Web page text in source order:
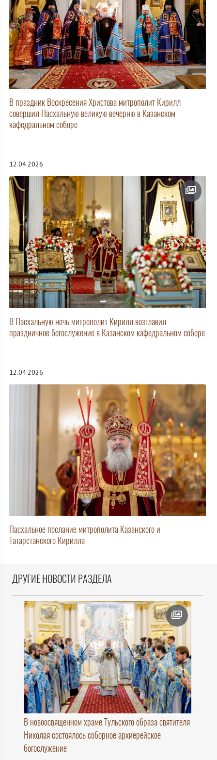
В праздник Воскресения Христова митрополит Кирилл
совершил Пасхальную великую вечерню в Казанском
кафедральном соборе
12.04.2026
В Пасхальную ночь митрополит Кирилл возглавил
праздничное богослужение в Казанском кафедральном соборе
12.04.2026
Пасхальное послание митрополита Казанского и
Татарстанского Кирилла
ДРУГИЕ НОВОСТИ РАЗДЕЛА
В новоосвященном храме Тульского образа святителя
Николая состоялось соборное архиерейское
богослужение